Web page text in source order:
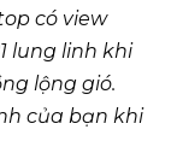
có view
lung linh khi
lộng gió.
của bạn khi